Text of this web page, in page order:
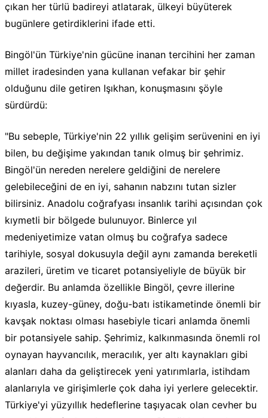
çıkan her türlü badireyi atlatarak, ülkeyi büyüterek
bugünlere getirdiklerini ifade etti.
Bingöl'ün Türkiye'nin gücüne inanan tercihini her zaman
millet iradesinden yana kullanan vefakar bir şehir
olduğunu dile getiren Işıkhan, konuşmasını şöyle
sürdürdü:
"Bu sebeple, Türkiye'nin 22 yıllık gelişim serüvenini en iyi
bilen, bu değişime yakından tanık olmuş bir şehrimiz.
Bingöl'ün nereden nerelere geldiğini de nerelere
gelebileceğini de en iyi, sahanın nabzını tutan sizler
bilirsiniz. Anadolu coğrafyası insanlık tarihi açısından çok
kıymetli bir bölgede bulunuyor. Binlerce yıl
medeniyetimize vatan olmuş bu coğrafya sadece
tarihiyle, sosyal dokusuyla değil aynı zamanda bereketli
arazileri, üretim ve ticaret potansiyeliyle de büyük bir
değerdir. Bu anlamda özellikle Bingöl, çevre illerine
kıyasla, kuzey-güney, doğu-batı istikametinde önemli bir
kavşak noktası olması hasebiyle ticari anlamda önemli
bir potansiyele sahip. Şehrimiz, kalkınmasında önemli rol
oynayan hayvancılık, meracılık, yer altı kaynakları gibi
alanları daha da geliştirecek yeni yatırımlarla, istihdam
alanlarıyla ve girişimlerle çok daha iyi yerlere gelecektir.
Türkiye'yi yüzyıllık hedeflerine taşıyacak olan cevher bu